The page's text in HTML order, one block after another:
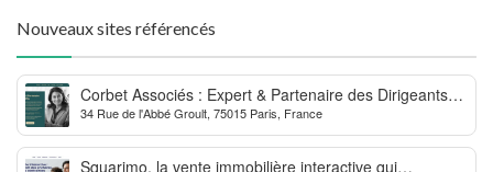
Nouveaux sites référencés
Corbet Associés : Expert & Partenaire des Dirigeants
d’Entreprise
34 Rue de l'Abbé Groult, 75015 Paris, France
Squarimo, la vente immobilière interactive qui